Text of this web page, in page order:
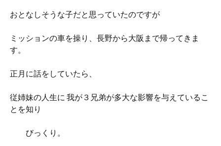
おとなしそうな子だと思っていたのですが
ミッションの車を操り、長野から大阪まで帰ってきま
す。
正月に話をしていたら、
従姉妹の人生に 我が３兄弟が多大な影響を与えているこ
とを知り
びっくり。